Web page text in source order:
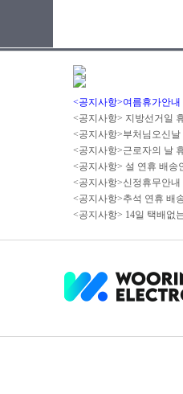
<공지사항>여름휴가안내
<공지사항> 지방선거일
<공지사항>근로자의 날
<공지사항> 설 연휴 배송
<공지사항>신정휴무안내
<공지사항>추석 연휴 배